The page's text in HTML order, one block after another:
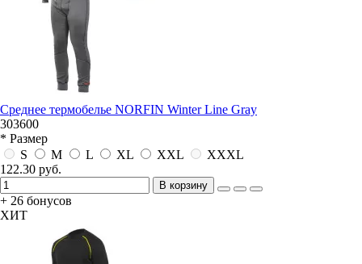
Среднее термобелье NORFIN Winter Line Gray
303600
* Размер
S
M L XL XXL
XXXL
122.30 руб.
В корзину
+ 26 бонусов
ХИТ